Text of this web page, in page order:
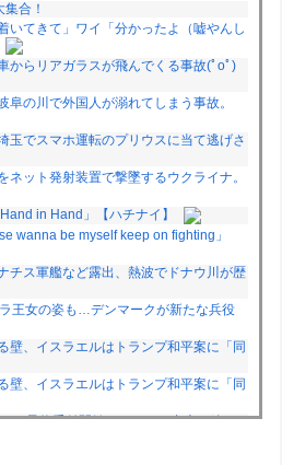
合！
てきて」ワイ「分かったよ（嘘やんし
からリアガラスが飛んでくる事故(ﾟoﾟ)
阜の川で外国人が溺れてしまう事故。
玉でスマホ運転のプリウスに当て逃げさ
ネット発射装置で撃墜するウクライナ。
in Hand」【ハチナイ】
wanna be myself keep on fighting」
チス軍艦など露出、熱波でドナウ川が歴
王女の姿も…デンマークが新たな兵役
壁、イスラエルはトランプ和平案に「同
壁、イスラエルはトランプ和平案に「同
ray予約受付開始！アフレコ台本や絵コ